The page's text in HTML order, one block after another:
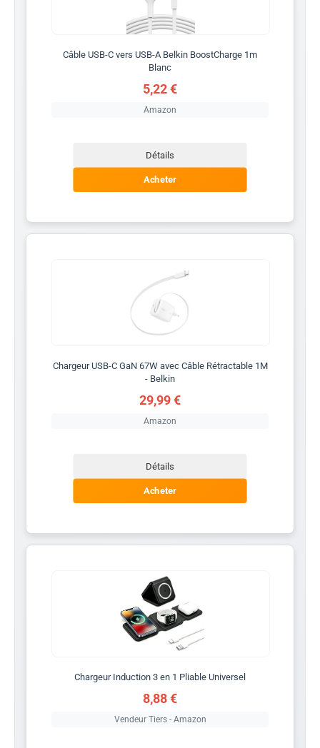
Câble USB-C vers USB-A Belkin BoostCharge 1m
Blanc
5,22 €
Amazon
Détails
Acheter
Chargeur USB-C GaN 67W avec Câble Rétractable 1M
- Belkin
29,99 €
Amazon
Détails
Acheter
Chargeur Induction 3 en 1 Pliable Universel
8,88 €
Vendeur Tiers - Amazon